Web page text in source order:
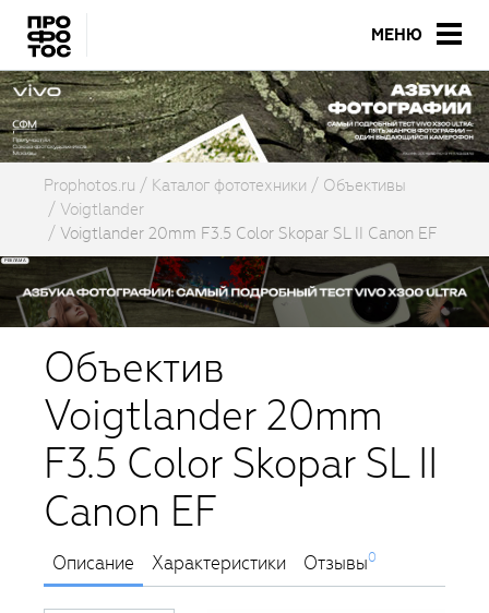
МЕНЮ
Prophotos.ru Каталог фототехники
Объективы
Voigtlander
Voigtlander 20mm F3.5 Color Skopar SL II Canon EF
Объектив
Voigtlander 20mm
F3.5 Color Skopar SL II
Canon EF
Описание Характеристики Отзывы0